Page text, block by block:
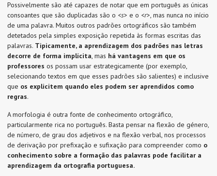
Possivelmente são até capazes de notar que em português as únicas
consoantes que são duplicadas são o <s> e o <r>, mas nunca no início
de uma palavra. Muitos outros padrões ortográficos são também
detetados pela simples exposição repetida às formas escritas das
palavras. Tipicamente, a aprendizagem dos padrões nas letras
decorre de forma implícita, mas há vantagens em que os
professores os possam usar estrategicamente (por exemplo,
selecionando textos em que esses padrões são salientes) e inclusive
que os explicitem quando eles podem ser aprendidos como
regras.
A morfologia é outra fonte de conhecimento ortográfico,
particularmente rica no português. Basta pensar na flexão de género,
de número, de grau dos adjetivos e na flexão verbal, nos processos
de derivação por prefixação e sufixação para compreender como o
conhecimento sobre a formação das palavras pode facilitar a
aprendizagem da ortografia portuguesa.